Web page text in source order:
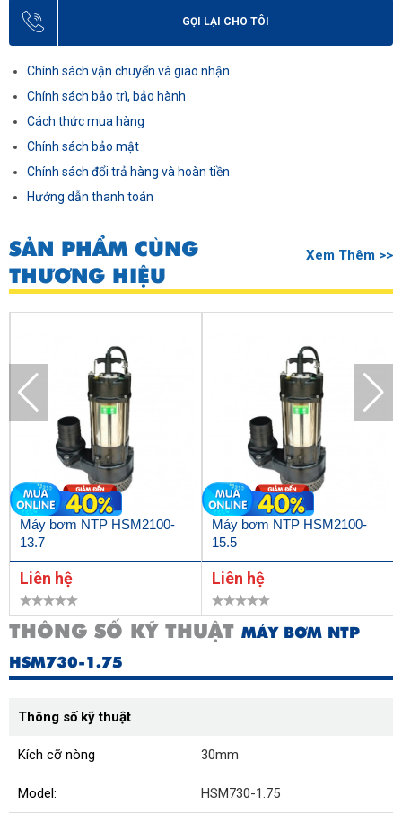
GỌI LẠI CHO TÔI
Chính sách vận chuyển và giao nhận
Chính sách bảo trì, bảo hành
Cách thức mua hàng
Chính sách bảo mật
Chính sách đổi trả hàng và hoàn tiền
Hướng dẫn thanh toán
SẢN PHẨM CÙNG
THƯƠNG HIỆU
Xem Thêm >>
Máy bơm NTP HSM2100-
13.7
Liên hệ
Máy bơm NTP HSM2100-
15.5
Liên hệ
THÔNG SỐ KỸ THUẬT MÁY BƠM NTP
HSM730-1.75
Thông số kỹ thuật
Kích cỡ nòng 30mm
Model: HSM730-1.75